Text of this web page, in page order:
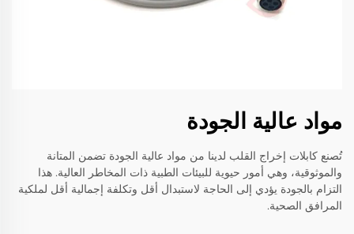
مواد عالية الجودة
تُصنع كابلات إخراج القلب لدينا من مواد عالية الجودة تضمن المتانة
والموثوقية، وهي أمور حيوية للبيئات الطبية ذات المخاطر العالية. هذا
التزام بالجودة يؤدي إلى الحاجة لاستبدال أقل وتكلفة إجمالية أقل لملكية
المرافق الصحية.